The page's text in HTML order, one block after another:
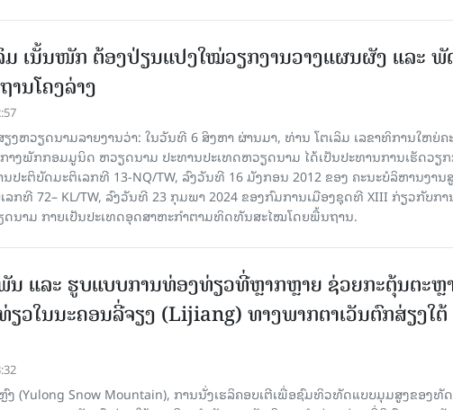
ມ ເນັ້ນໜັກ ຕ້ອງ​ປ່ຽນ​ແປງ​ໃໝ່​ວຽກ​ງານ​ວາງ​ແຜນ​ຜັງ ແລະ ​ພັ
ນ​ໂຄງ​ລ່າງ
ງຫວຽດນາມລາຍງານວ່າ: ໃນ​ວັນ​ທີ 6 ສິງ​ຫາ ຜ່ານມາ, ທ່ານ ໂຕ​ເລິມ ເລ​ຂາ​ທິ​ການ​ໃຫຍ່​ຄ
າງ​ພັກ​ກອມ​ມູ​ນິດ ຫວຽດ​ນາມ ປະ​ທານ​ປະ​ເທດຫວຽດ​ນາມ ໄດ້​ເປັນ​ປະ​ທານ​ການ​ເຮັດ​ວຽ
ະ​ຕິ​ບັດ​ມະ​ຕິ​ເລກ​ທີ 13-NQ/TW, ລົງວັນ​ທີ 16 ມັງ​ກອນ 2012 ຂອງ ຄະ​ນະ​ບໍ​ລິ​ຫານ​ງານ​
ທີ 72– KL/TW, ​ລົງວັນ​ທີ 23 ກຸມ​ພາ 2024 ຂອງ​ກົມ​ການ​ເມື​ອງ​ຊຸດ​ທີ XIII ກ່ຽວ​ກັບ​ກ
ດ​ນາມ ກາຍ​ເປັນ​ປະ​ເທດ​ອຸດ​ສາ​ຫະ​ກຳ​ຕາມ​ທິດ​ທັນ​ສະ​ໄໝ​ໂດຍ​ພື້ນ​ຖານ.
ນ ແລະ ຮູບແບບການທ່ອງທ່ຽວທີ່ຫຼາກຫຼາຍ ຊ່ວຍກະຕຸ້ນຕະຫຼ
ວໃນນະຄອນລີ່ຈຽງ (Lijiang) ທາງພາກຕາເວັນຕົກສ່ຽງໃຕ້
(Yulong Snow Mountain), ການນັ່ງເຮລິຄອບເຕີເພື່ອຊົມທິວທັດແບບມຸມສູງຂອງທັ